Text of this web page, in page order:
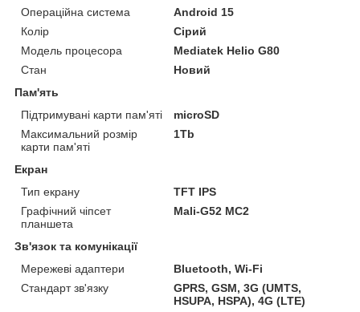
Операційна система
Android 15
Колір
Сірий
Модель процесора
Mediatek Helio G80
Стан
Новий
Пам'ять
Підтримувані карти пам'яті
microSD
Максимальний розмір
карти пам'яті
1Tb
Екран
Тип екрану
TFT IPS
Графічний чіпсет
планшета
Mali-G52 MC2
Зв'язок та комунікації
Мережеві адаптери
Bluetooth, Wi-Fi
Стандарт зв'язку
GPRS, GSM, 3G (UMTS,
HSUPA, HSPA), 4G (LTE)